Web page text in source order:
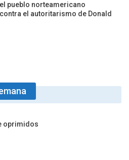
pueblo norteamericano
el autoritarismo de Donald
oprimidos